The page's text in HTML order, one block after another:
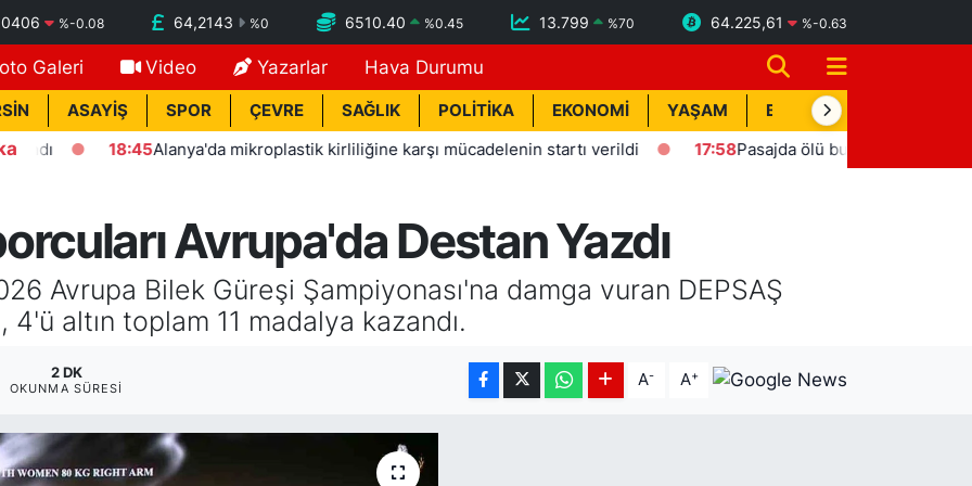
%-0.08 64,2143 %0 6510.40 %0.45 13.799 %70 64.225,61 %-0.63
Galeri Video Yazarlar Hava Durumu
ASAYİŞ SPOR ÇEVRE SAĞLIK POLİTİKA EKONOMİ YAŞAM BİK İLAN
18:45 Alanya'da mikroplastik kirliliğine karşı mücadelenin startı verildi 17:58 Pasajda ölü bulunan Eyüp Can davası
Avrupa'da Destan Yazdı
Avrupa Bilek Güreşi Şampiyonası'na damga vuran DEPSAŞ
altın toplam 11 madalya kazandı.
2 DK
OKUNMA SÜRESI A- A+